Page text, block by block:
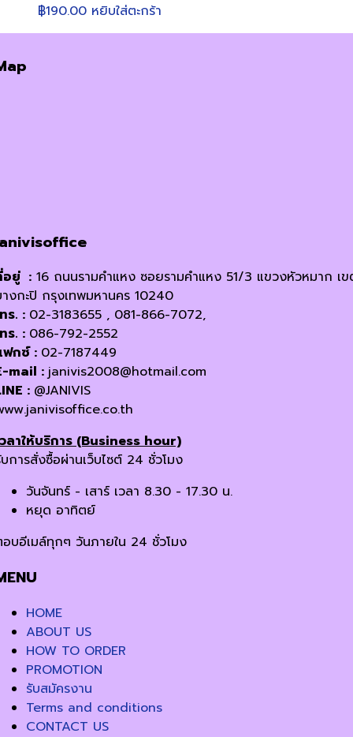
฿190.00 หยิบใส่ตะกร้า
อยู่ : 16 ถนนรามคำแหง ซอยรามคำแหง 51/3 แขวงหัวหมาก เ
งกะปิ กรุงเทพมหานคร 10240
ร. : 02-3183655 , 081-866-7072,
ร. : 086-792-2552
กซ์ : 02-7187449
mail : janivis2008@hotmail.com
: @JANIVIS
ลาให้บริการ (Business hour)
การสั่งซื้อผ่านเว็บไซต์ 24 ชั่วโมง
วันจันทร์ - เสาร์ เวลา 8.30 - 17.30 น.
หยุด อาทิตย์
บอีเมล์ทุกๆ วันภายใน 24 ชั่วโมง
HOME
ABOUT US
HOW TO ORDER
PROMOTION
รับสมัครงาน
Terms and conditions
CONTACT US